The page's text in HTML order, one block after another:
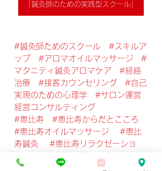
「鍼灸師のための実践型スクール」
#鍼灸師ためのスクール
#スキルア
ップ
#アロマオイルマッサージ
#
マタニティ鍼灸アロマケア
#経絡
治療
#接客カウンセリング
#自己
実現のための心理学
#サロン運営
経営コンサルティング
#恵比寿
#恵比寿からだとこころ
#恵比寿オイルマッサージ
#恵比
寿鍼灸
#恵比寿リラクゼーショ
ン
#恵比寿美容鍼
#恵比寿肩こ
り
#恵比寿腰痛
#恵比寿ヘッド